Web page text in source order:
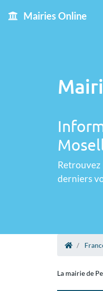
Mairies Online
Retrouvez
derniers
La mairie de